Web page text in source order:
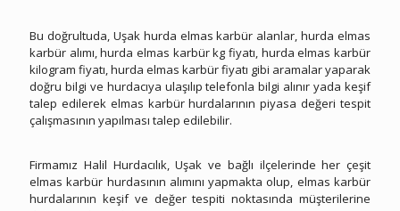
Bu doğrultuda, Uşak hurda elmas karbür alanlar, hurda elmas
karbür alımı, hurda elmas karbür kg fiyatı, hurda elmas karbür
kilogram fiyatı, hurda elmas karbür fiyatı gibi aramalar yaparak
doğru bilgi ve hurdacıya ulaşılıp telefonla bilgi alınır yada keşif
talep edilerek elmas karbür hurdalarının piyasa değeri tespit
çalışmasının yapılması talep edilebilir.
Firmamız Halil Hurdacılık, Uşak ve bağlı ilçelerinde her çeşit
elmas karbür hurdasının alımını yapmakta olup, elmas karbür
hurdalarının keşif ve değer tespiti noktasında müşterilerine